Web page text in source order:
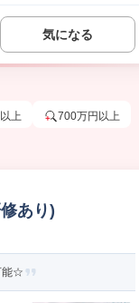
気になる
上 700万円以上
あり)
能☆